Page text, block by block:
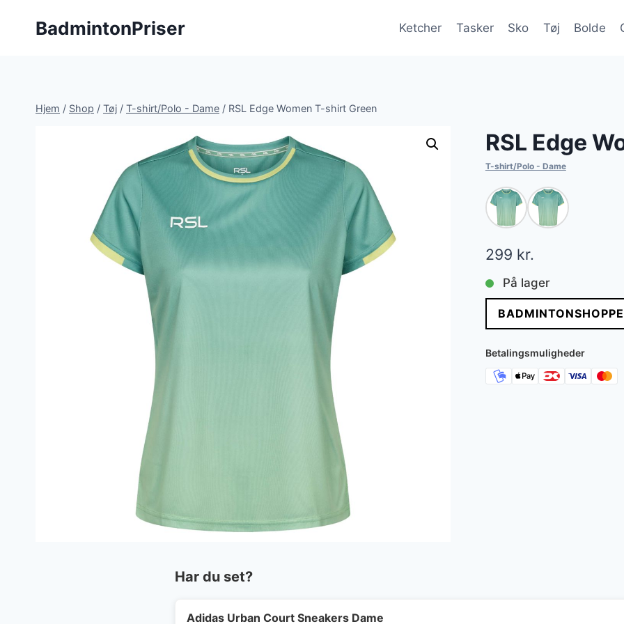
BadmintonPriser Ketcher Tasker Sko Tøj Bolde
Hjem / Shop / Tøj / T-shirt/Polo - Dame / RSL Edge Women T-shirt Green
RSL Edge
T-shirt/Polo - Dame
299 kr.
På lager
Betalingsmuligheder
Har du set?
Adidas Urban Court Sneakers Dame